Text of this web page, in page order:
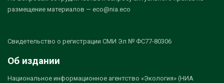
размещение материалов — eco@nia.eco
Свидетельство о регистрации СМИ Эл № ФС77-80306
Об издании
Национальное информационное агентство «Экология» (НИА